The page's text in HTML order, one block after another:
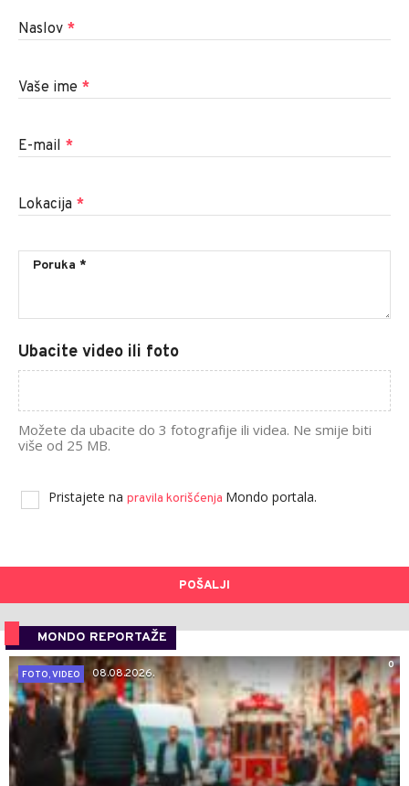
Naslov *
Vaše ime *
E-mail *
Lokacija *
Ubacite video ili foto
Možete da ubacite do 3 fotografije ili videa. Ne smije biti
više od 25 MB.
Pristajete na pravila korišćenja Mondo portala.
POŠALJI
MONDO REPORTAŽE
0
FOTO, VIDEO
08.08.2026.